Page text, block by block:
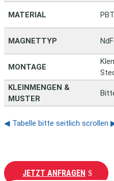
MATERIAL
MAGNETTYP
MONTAGE
KLEINMENGEN &
MUSTER
◀ Tabelle bitte seitlich scrollen
JETZT ANFRAGEN